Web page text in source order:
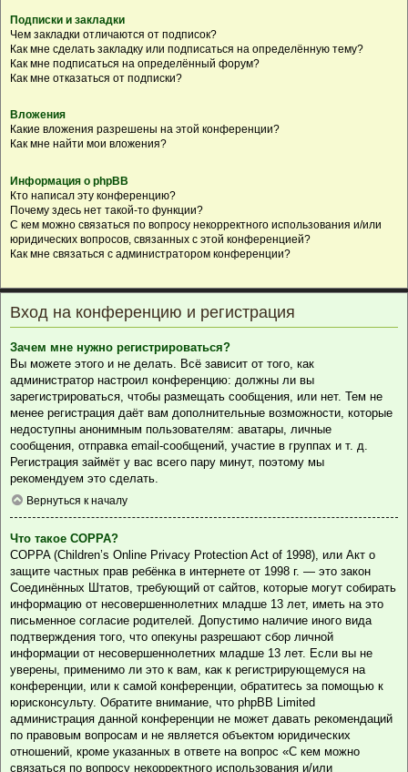
Подписки и закладки
Чем закладки отличаются от подписок?
Как мне сделать закладку или подписаться на определённую тему?
Как мне подписаться на определённый форум?
Как мне отказаться от подписки?
Вложения
Какие вложения разрешены на этой конференции?
Как мне найти мои вложения?
Информация о phpBB
Кто написал эту конференцию?
Почему здесь нет такой-то функции?
С кем можно связаться по вопросу некорректного использования и/или
юридических вопросов, связанных с этой конференцией?
Как мне связаться с администратором конференции?
Вход на конференцию и регистрация
Зачем мне нужно регистрироваться?
Вы можете этого и не делать. Всё зависит от того, как
администратор настроил конференцию: должны ли вы
зарегистрироваться, чтобы размещать сообщения, или нет. Тем не
менее регистрация даёт вам дополнительные возможности, которые
недоступны анонимным пользователям: аватары, личные
сообщения, отправка email-сообщений, участие в группах и т. д.
Регистрация займёт у вас всего пару минут, поэтому мы
рекомендуем это сделать.
Вернуться к началу
Что такое COPPA?
COPPA (Children’s Online Privacy Protection Act of 1998), или Акт о
защите частных прав ребёнка в интернете от 1998 г. — это закон
Соединённых Штатов, требующий от сайтов, которые могут собирать
информацию от несовершеннолетних младше 13 лет, иметь на это
письменное согласие родителей. Допустимо наличие иного вида
подтверждения того, что опекуны разрешают сбор личной
информации от несовершеннолетних младше 13 лет. Если вы не
уверены, применимо ли это к вам, как к регистрирующемуся на
конференции, или к самой конференции, обратитесь за помощью к
юрисконсульту. Обратите внимание, что phpBB Limited
администрация данной конференции не может давать рекомендаций
по правовым вопросам и не является объектом юридических
отношений, кроме указанных в ответе на вопрос «С кем можно
связаться по вопросу некорректного использования и/или